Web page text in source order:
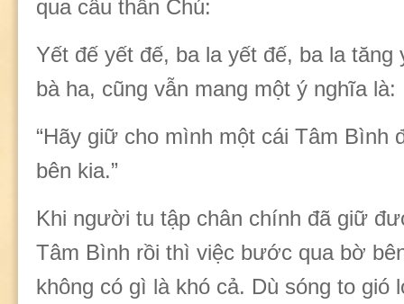
qua câu thần Chú:
Yết đế yết đế, ba la yết đế, ba la tăng
bà ha, cũng vẫn mang một ý nghĩa là:
“Hãy giữ cho mình một cái Tâm Bình
bên kia.”
Khi người tu tập chân chính đã giữ
Tâm Bình rồi thì việc bước qua bờ
không có gì là khó cả. Dù sóng to